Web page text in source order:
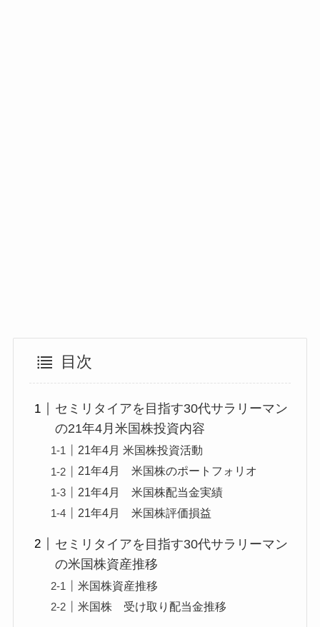
目次
セミリタイアを目指す30代サラリーマン
の21年4月米国株投資内容
21年4月 米国株投資活動
21年4月 米国株のポートフォリオ
21年4月 米国株配当金実績
21年4月 米国株評価損益
セミリタイアを目指す30代サラリーマン
の米国株資産推移
米国株資産推移
米国株 受け取り配当金推移